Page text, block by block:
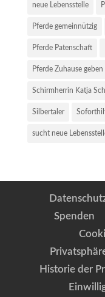
neue Lebensstelle
Pferde gemeinnützig
Pferde Patenschaft
Pferde Zuhause geben
Schirmherrin Katja
Silbertaler
sucht neue
Spenden
Historie der